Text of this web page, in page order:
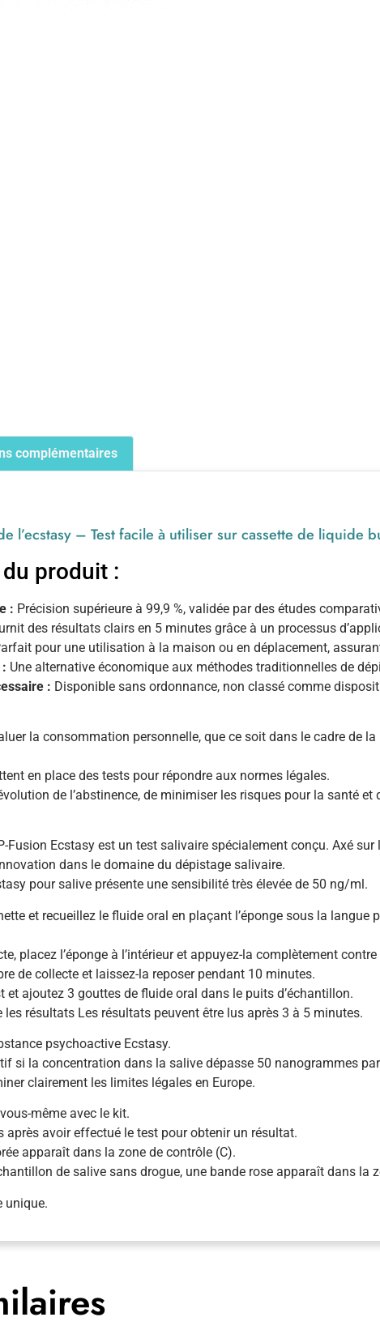
complémentaires
l’ecstasy – Test facile à utiliser sur cassette de
produit :
: Précision supérieure à 99,9 %, validée par des études
des résultats clairs en 5 minutes grâce à un processus
pour une utilisation à la maison ou en déplacement,
Une alternative économique aux méthodes traditionnelles de
: Disponible sans ordonnance, non classé comme
la consommation personnelle, que ce soit dans le cadre de
en place des tests pour répondre aux normes légales.
de l’abstinence, de minimiser les risques pour la santé
Fusion Ecstasy est un test salivaire spécialement conçu. Axé
dans le domaine du dépistage salivaire.
pour salive présente une sensibilité très élevée de 50 ng/ml.
et recueillez le fluide oral en plaçant l’éponge sous la
placez l’éponge à l’intérieur et appuyez-la complètement
de collecte et laissez-la reposer pendant 10 minutes.
et ajoutez 3 gouttes de fluide oral dans le puits d’échantillon.
les résultats Les résultats peuvent être lus après 3 à 5 minutes.
psychoactive Ecstasy.
si la concentration dans la salive dépasse 50 nanogrammes
clairement les limites légales en Europe.
même avec le kit.
après avoir effectué le test pour obtenir un résultat.
apparaît dans la zone de contrôle (C).
de salive sans drogue, une bande rose apparaît dans
unique.